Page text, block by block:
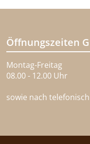
Öffnungszeiten
Montag-Freitag
08.00 - 12.00 Uhr
sowie nach